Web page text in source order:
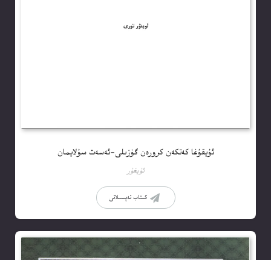
ئۇيقۇغا كەتكەن كرورەن گۈزىلى-ئەسەت سۇلايمان
ئۇيغۇر
كىتاب تەپسىلاتى